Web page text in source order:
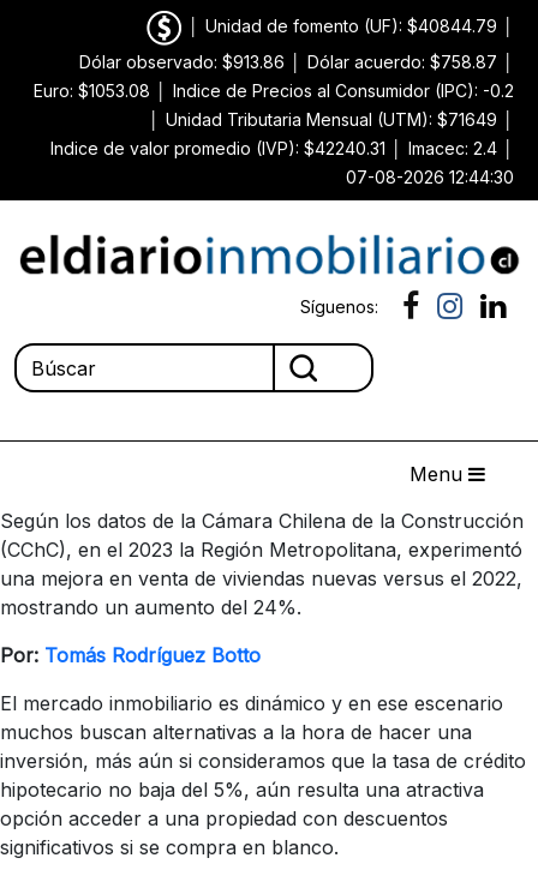
Unidad de fomento (UF): $40844.79
Dólar observado: $913.86
Dólar acuerdo: $758.87
Euro: $1053.08
Indice de Precios al Consumidor (IPC): -0.2
Unidad Tributaria Mensual (UTM): $71649
Indice de valor promedio (IVP): $42240.31
Imacec: 2.4
07-08-2026 12:44:30
Síguenos:
Menu
Según los datos de la Cámara Chilena de la Construcción
(CChC), en el 2023 la Región Metropolitana, experimentó
una mejora en venta de viviendas nuevas versus el 2022,
mostrando un aumento del 24%.
Por: Tomás Rodríguez Botto
El mercado inmobiliario es dinámico y en ese escenario
muchos buscan alternativas a la hora de hacer una
inversión, más aún si consideramos que la tasa de crédito
hipotecario no baja del 5%, aún resulta una atractiva
opción acceder a una propiedad con descuentos
significativos si se compra en blanco.